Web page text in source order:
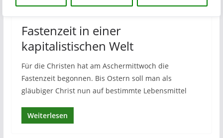
Fastenzeit in einer
kapitalistischen Welt
Für die Christen hat am Aschermittwoch die
Fastenzeit begonnen. Bis Ostern soll man als
gläubiger Christ nun auf bestimmte Lebensmittel
Weiterlesen